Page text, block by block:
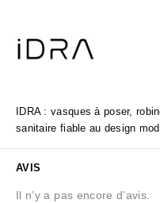
IDRA : vasques à poser,
sanitaire fiable au design
AVIS
Il n’y a pas encore d’avis.